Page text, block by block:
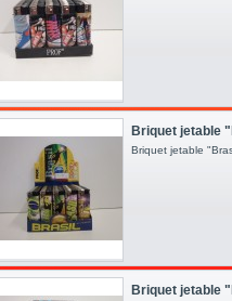
Briquet jetable
Briquet jetable
Briquet jetable